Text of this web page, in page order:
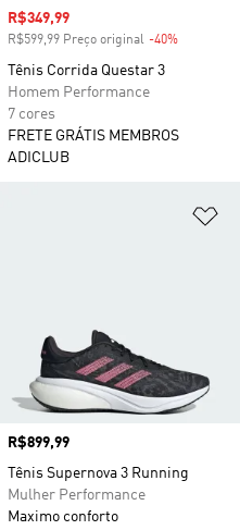
Preço com desconto
R$349,99
R$599,99 Preço original -40%
Tênis Corrida Questar 3
Homem Performance
7 cores
FRETE GRÁTIS MEMBROS
ADICLUB
Preço
R$899,99
Tênis Supernova 3 Running
Mulher Performance
Maximo conforto